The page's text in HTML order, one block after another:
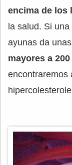
encima de los
la salud. Si
ayunas da
mayores a
encontraremos